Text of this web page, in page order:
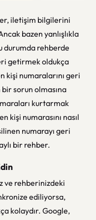
iletişim bilgilerini
bazen yanlışlıkla
durumda rehberde
getirmek oldukça
kişi numaralarını geri
sorun olmasına
kurtarmak
kişi numarasını nasıl
numarayı geri
bir rehber.
ve rehberinizdeki
ediliyorsa,
kolaydır. Google,